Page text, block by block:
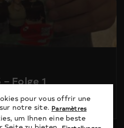
Folge 1
pour vous offrir une
notre site. Paramètres
um Ihnen eine beste